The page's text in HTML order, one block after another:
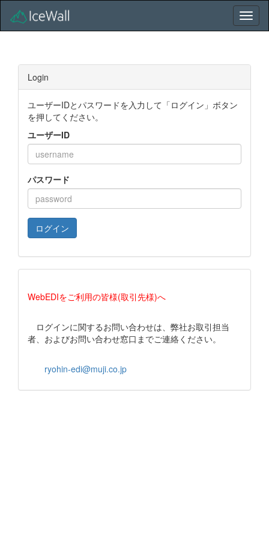
Login
ユーザーIDとパスワードを入力して「ログイン」ボタン
を押してください。
ユーザーID
パスワード
ログイン
WebEDIをご利用の皆様(取引先様)へ
ログインに関するお問い合わせは、弊社お取引担当
者、およびお問い合わせ窓口までご連絡ください。
ryohin-edi@muji.co.jp